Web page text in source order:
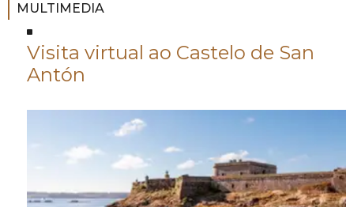
MULTIMEDIA
Visita virtual ao Castelo de San
Antón